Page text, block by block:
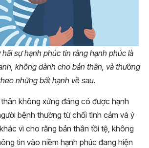
sự hạnh phúc tin rằng hạnh phúc là
không dành cho bản thân, và thường
những bất hạnh về sau.
không xứng đáng có được hạnh
bệnh thường từ chối tình cảm và ý
vì cho rằng bản thân tồi tệ, không
tin vào niềm hạnh phúc đang hiện